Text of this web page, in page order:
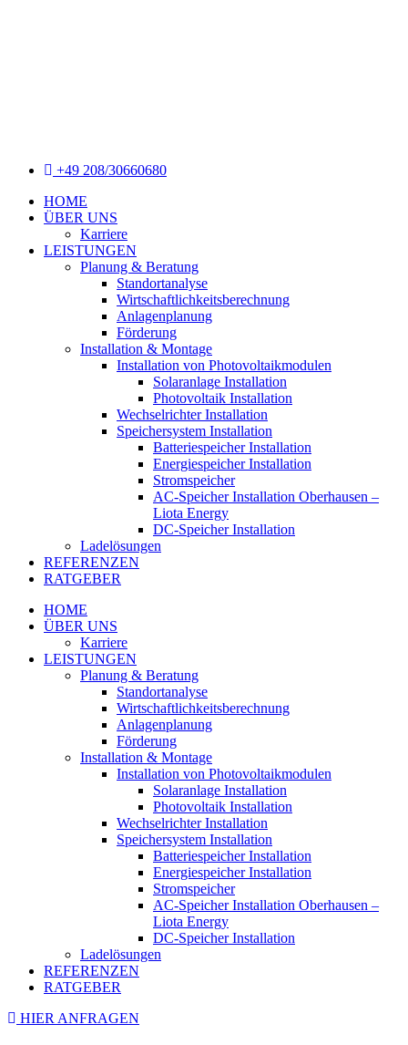
+49 208/30660680
HOME
ÜBER UNS
Karriere
LEISTUNGEN
Planung & Beratung
Standortanalyse
Wirtschaftlichkeitsberechnung
Anlagenplanung
Förderung
Installation & Montage
Installation von Photovoltaikmodulen
Solaranlage Installation
Photovoltaik Installation
Wechselrichter Installation
Speichersystem Installation
Batteriespeicher Installation
Energiespeicher Installation
Stromspeicher
AC-Speicher Installation Oberhausen –
Liota Energy
DC-Speicher Installation
Ladelösungen
REFERENZEN
RATGEBER
HOME
ÜBER UNS
Karriere
LEISTUNGEN
Planung & Beratung
Standortanalyse
Wirtschaftlichkeitsberechnung
Anlagenplanung
Förderung
Installation & Montage
Installation von Photovoltaikmodulen
Solaranlage Installation
Photovoltaik Installation
Wechselrichter Installation
Speichersystem Installation
Batteriespeicher Installation
Energiespeicher Installation
Stromspeicher
AC-Speicher Installation Oberhausen –
Liota Energy
DC-Speicher Installation
Ladelösungen
REFERENZEN
RATGEBER
HIER ANFRAGEN